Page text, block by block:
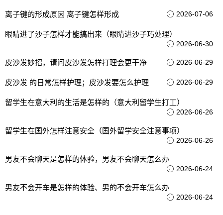
离子键的形成原因 离子键怎样形成 2026-07-06
眼睛进了沙子怎样才能搞出来（眼睛进沙子巧处理）
2026-06-30
皮沙发妙招，请问皮沙发怎样打理会更干净 2026-06-29
皮沙发 的日常怎样护理；皮沙发要怎么护理 2026-06-29
留学生在意大利的生活是怎样的（意大利留学生打工）
2026-06-26
留学生在国外怎样注意安全（国外留学安全注意事项）
2026-06-26
男友不会聊天是怎样的体验，男友不会聊天怎么办
2026-06-24
男友不会开车是怎样的体验、男的不会开车怎么办
2026-06-24